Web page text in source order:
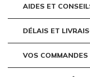
AIDES ET
DÉLAIS ET
VOS COMMANDES